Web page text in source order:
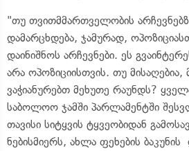
"თუ თვითმმართველობის
დამარცხდება, ჯამურად,
დაინიშნოს არჩევნები. ეს
არა ოპოზიციისთვის. თუ მისაღებია,
ვაჭიანურებთ მეხუთე რაუნდს?
საბოლოო ჯამში პარლამენტში
თავისი სიტყვის ტყვეობიდან
ნებისმიერს, ახლა ფეხების